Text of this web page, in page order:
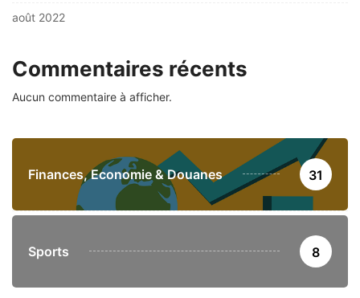
août 2022
Commentaires récents
Aucun commentaire à afficher.
Finances, Economie & Douanes 31
Sports 8